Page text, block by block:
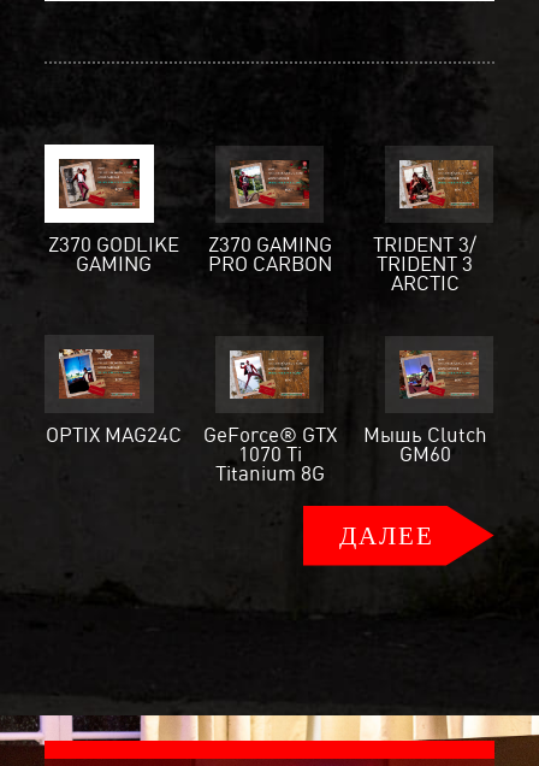
Z370 GODLIKE
GAMING
Z370 GAMING
PRO CARBON
TRIDENT 3/
TRIDENT 3
ARCTIC
OPTIX MAG24C GeForce® GTX
1070 Ti
Titanium 8G
Мышь Clutch
GM60
ДАЛЕЕ